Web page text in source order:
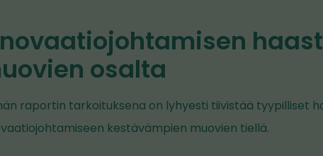
osalta
raportin tarkoituksena on lyhyesti tiivistää tyypilliset
kestävämpien muovien tiellä.